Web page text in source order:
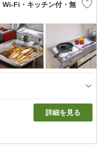
Wi-Fi・キッチン付・無
詳細を見る